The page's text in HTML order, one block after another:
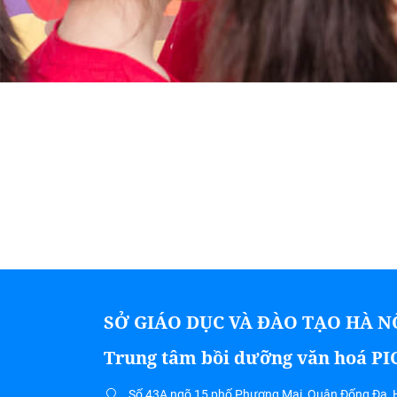
SỞ GIÁO DỤC VÀ ĐÀO TẠO HÀ
Trung tâm bồi dưỡng văn hoá